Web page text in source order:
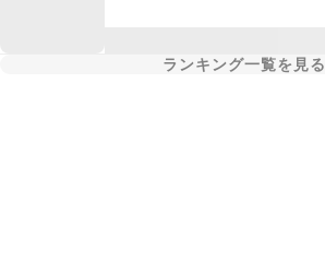
ランキング一覧を見る